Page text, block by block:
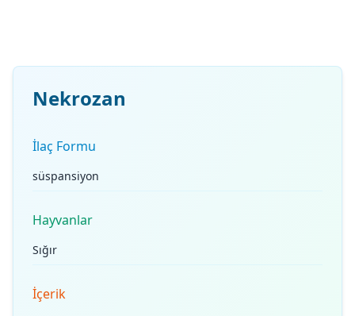
Nekrozan
İlaç Formu
süspansiyon
Hayvanlar
Sığır
İçerik